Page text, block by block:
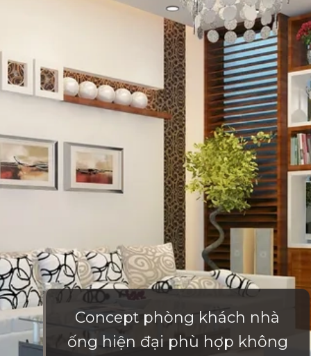
Concept phòng khách nhà
ống hiện đại phù hợp không